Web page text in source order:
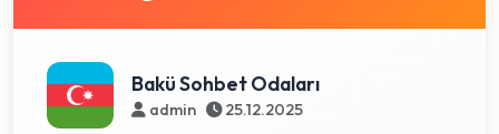
Bakü Sohbet Odaları
admin 25.12.2025